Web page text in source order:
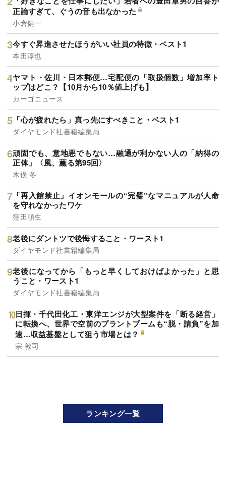
正論すぎて、ぐうの音も出なかった
小倉健一
今すぐ昇進させたほうがいい社員の特徴・ベスト1
本田淳也
ヤマト・佐川・日本郵便…宅配便の「取扱個数」増加率ト
ップはどこ？【10月から10％値上げも】
カーゴニュース
「心が疲れたら」真っ先にすべきこと・ベスト1
ダイヤモンド社書籍編集局
頑固でも、意地悪でもない…融通が利かない人の「納得の
正体」〈風、薫る第95回〉
木俣 冬
「再入館禁止」イオンモールの“完璧”なマニュアルが人命
を守れなかったワケ
窪田順生
老後にダントツで後悔すること・ワースト1
ダイヤモンド社書籍編集局
老後になってから「もっと早くしておけばよかった」と思
うこと・ワースト1
ダイヤモンド社書籍編集局
日揮・千代田化工・東洋エンジが大型案件を「断る経営」
に転換へ、世界で空前のプラントブームも“脱・請負”を加
速…収益基盤として狙う市場とは？
宗 敦司
ランキング一覧